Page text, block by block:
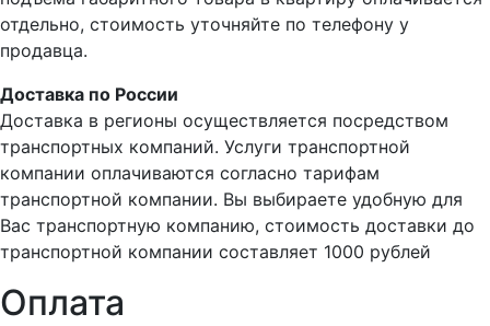
отдельно, стоимость уточняйте по телефону у
продавца.
Доставка по России
Доставка в регионы осуществляется посредством
транспортных компаний. Услуги транспортной
компании оплачиваются согласно тарифам
транспортной компании. Вы выбираете удобную для
Вас транспортную компанию, стоимость доставки до
транспортной компании составляет 1000 рублей
Оплата